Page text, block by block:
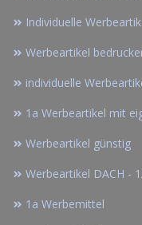
Individuelle
Werbeartikel
individuelle
1a Werbeartikel mit
Werbeartikel günstig
Werbeartikel DACH -
1a Werbemittel